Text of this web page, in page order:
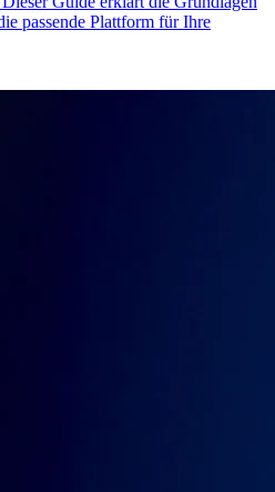
passende Plattform für Ihre